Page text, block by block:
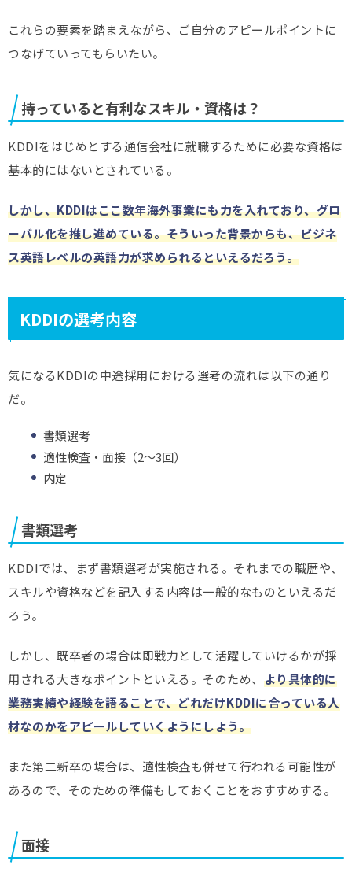
これらの要素を踏まえながら、ご自分のアピールポイントに
つなげていってもらいたい。
持っていると有利なスキル・資格は？
KDDIをはじめとする通信会社に就職するために必要な資格は
基本的にはないとされている。
しかし、KDDIはここ数年海外事業にも力を入れており、グロ
ーバル化を推し進めている。そういった背景からも、ビジネ
ス英語レベルの英語力が求められるといえるだろう。
KDDIの選考内容
気になるKDDIの中途採用における選考の流れは以下の通り
だ。
書類選考
適性検査・面接（2〜3回）
内定
書類選考
KDDIでは、まず書類選考が実施される。それまでの職歴や、
スキルや資格などを記入する内容は一般的なものといえるだ
ろう。
しかし、既卒者の場合は即戦力として活躍していけるかが採
用される大きなポイントといえる。そのため、 より具体的に
業務実績や経験を語ることで、どれだけKDDIに合っている人
材なのかをアピールしていくようにしよう。
また第二新卒の場合は、適性検査も併せて行われる可能性が
あるので、そのための準備もしておくことをおすすめする。
面接